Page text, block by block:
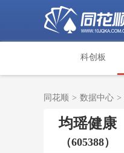
科创板
同花顺 > 数据中心 >
均瑶健康
（605388）